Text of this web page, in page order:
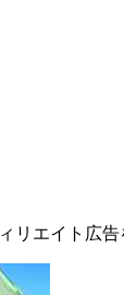
リエイト広告